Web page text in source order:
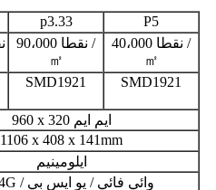
p3.33
P5
90،000 نقطا /
㎡
40،000 نقطا /
㎡
SMD1921 SMD1921
960 x 320 ايم ايم
1106 x 408 x 141mm
ايلومينيم
3G / 4G / وائي فائي / يو ايس بي